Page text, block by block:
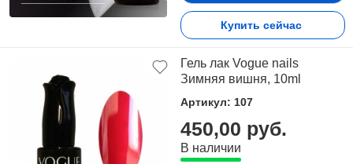
Купить сейчас
Гель лак Vogue nails
Зимняя вишня, 10ml
Артикул: 107
450,00 руб.
В наличии